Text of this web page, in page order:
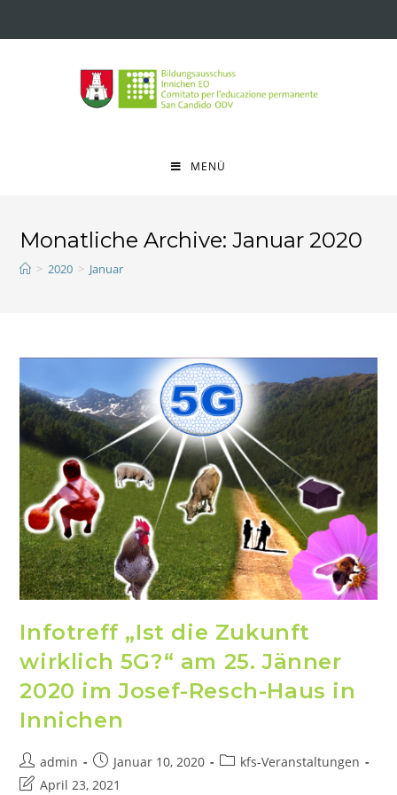
MENÜ
Monatliche Archive: Januar 2020
> 2020 > Januar
Infotreff „Ist die Zukunft
wirklich 5G?“ am 25. Jänner
2020 im Josef-Resch-Haus in
Innichen
admin Januar 10, 2020
kfs-Veranstaltungen
April 23, 2021